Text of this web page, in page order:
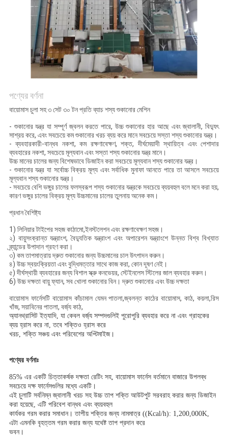
গোপনীয়তা
পণ্যের বর্ণনা
বায়োমাস চুলা সহ ৩ সেট ৩০ টন প্রতি ব্যাচ শস্য শুকানোর মেশিন
- শুকানোর যন্ত্র যা সম্পূর্ণ জ্বলন করতে পারে, উচ্চ শুকানোর হার আছে এবং জ্বালানী, বিদ্যুৎ
সাশ্রয় করে, এবং সবচেয়ে কম শুকানোর খরচ ব্যয় করে মানে সবচেয়ে সস্তা শস্য শুকানোর যন্ত্র।
- ব্যবহারকারী-বান্ধব নকশা, কম রক্ষণাবেক্ষণ, শক্ত, দীর্ঘমেয়াদী স্থায়িত্ব এবং পেশাদার
ব্যবহারের নকশা, সবচেয়ে মূল্যবান এবং সস্তা শস্য শুকানোর যন্ত্র মানে।
উচ্চ মানের চালের জন্য বিশেষভাবে ডিজাইন করা সবচেয়ে মূল্যবান শস্য শুকানোর যন্ত্র।
- শুকানোর যন্ত্র যা সর্বোচ্চ বিক্রয় মূল্য এবং সর্বাধিক মুনাফা আনতে পারে তা আসলে সবচেয়ে
মূল্যবান শস্য শুকানোর যন্ত্র।
- সবচেয়ে বেশি ভঙ্গুর চালের ফলস্বরূপ শস্য শুকানোর যন্ত্রকে সবচেয়ে ব্যয়বহুল বলে মনে করা হয়,
কারণ ভঙ্গুর চালের বিক্রয় মূল্য উচ্চমানের চালের তুলনায় অনেক কম।
প্রধান বৈশিষ্ট্য
1) লিনিয়ার টাইপের সহজ কাঠামো,ইনস্টলেশন এবং রক্ষণাবেক্ষণ সহজ।
২) বায়ুসংক্রান্ত যন্ত্রাংশ, বৈদ্যুতিক যন্ত্রাংশ এবং অপারেশন যন্ত্রাংশে উন্নত বিশ্ব বিখ্যাত
ব্র্যান্ডের উপাদান গ্রহণ করা।
৩) কম তাপমাত্রায় দ্রুত শুকানোর জন্য উচ্চমানের চাল উৎপাদন করুন।
৪) উচ্চ স্বয়ংক্রিয়তা এবং বুদ্ধিমত্তার সাথে কাজ করা, কোন দূষণ নেই।
৫) দীর্ঘস্থায়ী ব্যবহারের জন্য বিশাল স্ক্রু কনভেয়র, স্টেইনলেস স্টিলের জাল ব্যবহার করুন।
6) উচ্চ দক্ষতা বায়ু ফ্যান, সব খোলা শুকানোর বিন। দ্রুত শুকানোর এবং উচ্চ দক্ষতা
বায়োমাস ফার্নেসটি বায়োমাস কাঁচামাল যেমন পাতলা,জ্বলন্ত কাঠের বায়োমাস, কাঠ, কয়লা,রিস
খাঁজ, সয়াবিনের পাতলা, বর্জ্য কাঠ,
অ্যানথ্রাসিট ইত্যাদি, যা কেবল বর্জ্য সম্পদগুলিই পুরোপুরি ব্যবহার করে না এবং গ্রাহকের
ব্যয় হ্রাস করে না, তবে শক্তিও হ্রাস করে
খরচ, শক্তি সঞ্চয় এবং পরিবেশের অপ্টিমাইজ।
পণ্যের বর্ণনাঃ
85% এর একটি চিত্তাকর্ষক দক্ষতা রেটিং সহ, বায়োমাস ফার্নেস বর্তমানে বাজারে উপলব্ধ
সবচেয়ে দক্ষ ফার্নেসগুলির মধ্যে একটি।
এই চুলাটি সর্বনিম্ন জ্বালানী খরচ সহ উচ্চ তাপ শক্তি আউটপুট সরবরাহ করার জন্য ডিজাইন
করা হয়েছে, এটি পরিবেশ বান্ধব এবং ব্যয়বহুল
কার্যকর গরম করার সমাধান। তাপীয় শক্তির জন্য নামমাত্র ((Kcal/h): 1,200,000K,
এটা এমনকি বৃহত্তম গরম করার জন্য যথেষ্ট তাপ প্রদান করে
ভবন।